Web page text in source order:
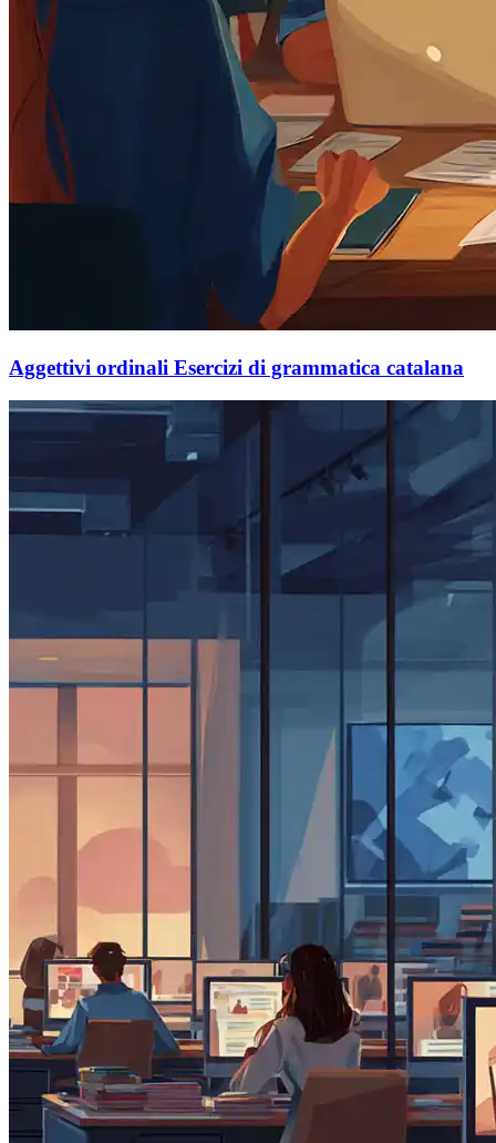
Aggettivi ordinali Esercizi di grammatica catalana